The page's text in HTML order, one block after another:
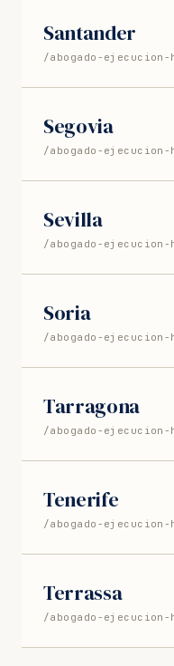
Santander
/abogado-
Segovia
/abogado-
Sevilla
/abogado-
Soria
/abogado-
Tarragona
/abogado-
Tenerife
/abogado-
Terrassa
/abogado-